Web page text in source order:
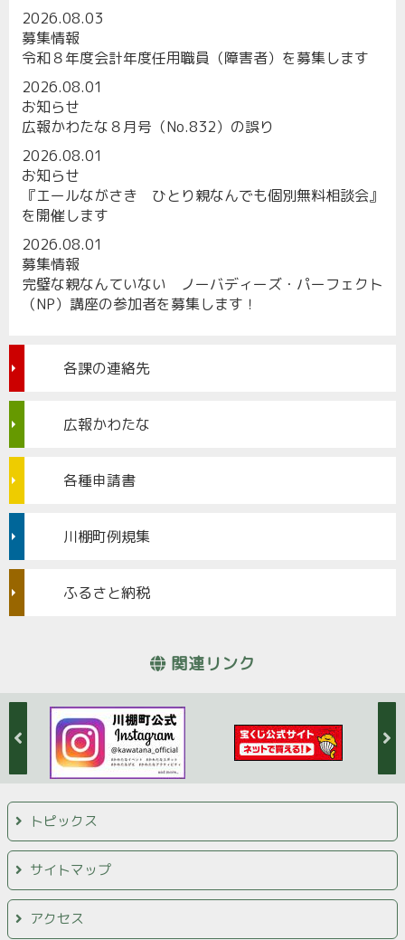
2026.08.03
募集情報
令和８年度会計年度任用職員（障害者）を募集します
2026.08.01
お知らせ
広報かわたな８月号（No.832）の誤り
2026.08.01
お知らせ
『エールながさき ひとり親なんでも個別無料相談会』
を開催します
2026.08.01
募集情報
完璧な親なんていない ノーバディーズ・パーフェクト
（NP）講座の参加者を募集します！
各課の連絡先
広報かわたな
各種申請書
川棚町例規集
ふるさと納税
関連リンク
トピックス
サイトマップ
アクセス